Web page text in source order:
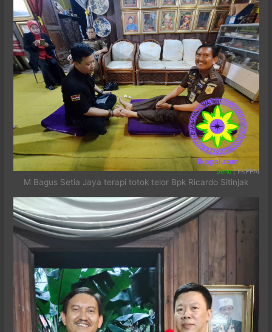
Senu| FKPPAI
M Bagus Setia Jaya terapi totok telor Bpk Ricardo Sitinjak